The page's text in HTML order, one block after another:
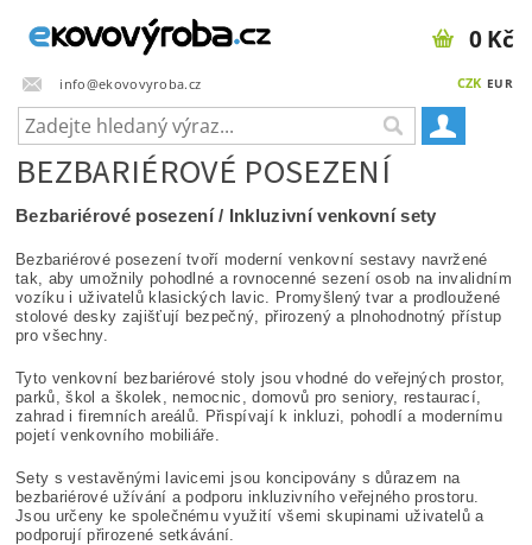
info@ekovovyroba.cz CZK EUR
0 Kč
BEZBARIÉROVÉ POSEZENÍ
Bezbariérové posezení / Inkluzivní venkovní sety
Bezbariérové posezení tvoří moderní venkovní sestavy navržené
tak, aby umožnily pohodlné a rovnocenné sezení osob na invalidním
vozíku i uživatelů klasických lavic. Promyšlený tvar a prodloužené
stolové desky zajišťují bezpečný, přirozený a plnohodnotný přístup
pro všechny.
Tyto venkovní bezbariérové stoly jsou vhodné do veřejných prostor,
parků, škol a školek, nemocnic, domovů pro seniory, restaurací,
zahrad i firemních areálů. Přispívají k inkluzi, pohodlí a modernímu
pojetí venkovního mobiliáře.
Sety s vestavěnými lavicemi jsou koncipovány s důrazem na
bezbariérové užívání a podporu inkluzivního veřejného prostoru.
Jsou určeny ke společnému využití všemi skupinami uživatelů a
podporují přirozené setkávání.